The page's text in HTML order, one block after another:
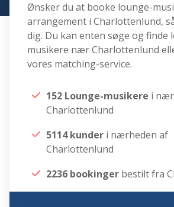
Ønsker du at booke lounge-
arrangement i Charlottenlund,
dig. Du kan enten søge og finde
musikere nær Charlottenlund
vores matching-service.
152 Lounge-musikere i
Charlottenlund
5114 kunder i nærheden af
Charlottenlund
2236 bookinger bestilt fra